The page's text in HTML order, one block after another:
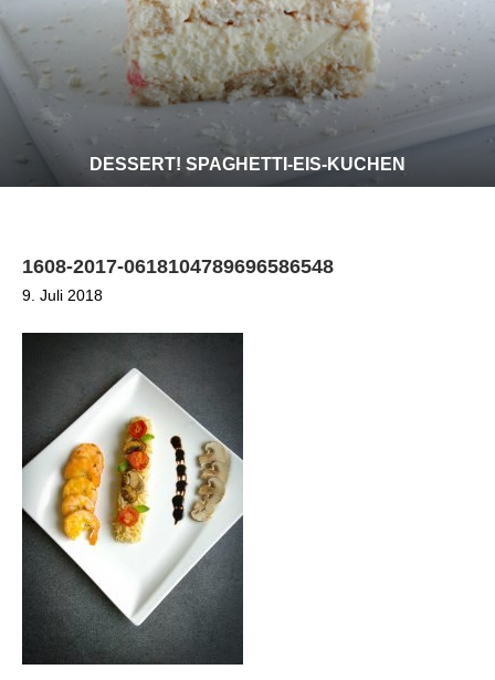
DESSERT! SPAGHETTI-EIS-KUCHEN
1608-2017-0618104789696586548
9. Juli 2018